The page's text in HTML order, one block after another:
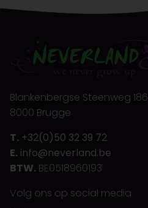
Blankenbergse Steenweg 186
8000 Brugge
T. +32(0)50 32 39 72
E. info@neverland.be
BTW. BE0518960193
Volg ons op social media